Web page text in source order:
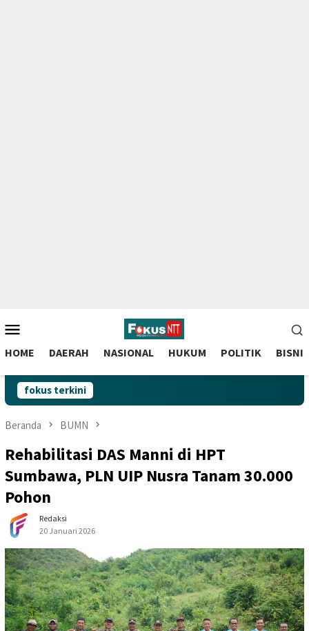
to
contentMobile
HOME DAERAH NASIONAL HUKUM POLITIK BISNIS
fokus terkini
Beranda BUMN
Rehabilitasi DAS Manni di HPT
Sumbawa, PLN UIP Nusra Tanam 30.000
Pohon
Redaksi
20 Januari 2026